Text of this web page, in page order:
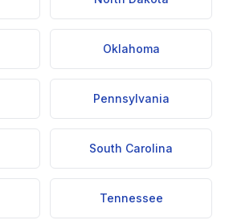
Oklahoma
Pennsylvania
South Carolina
Tennessee